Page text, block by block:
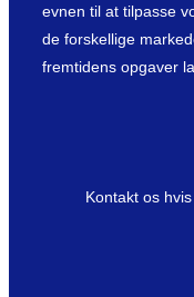
evnen til at tilpasse
de forskellige
fremtidens opgaver
Kontakt os